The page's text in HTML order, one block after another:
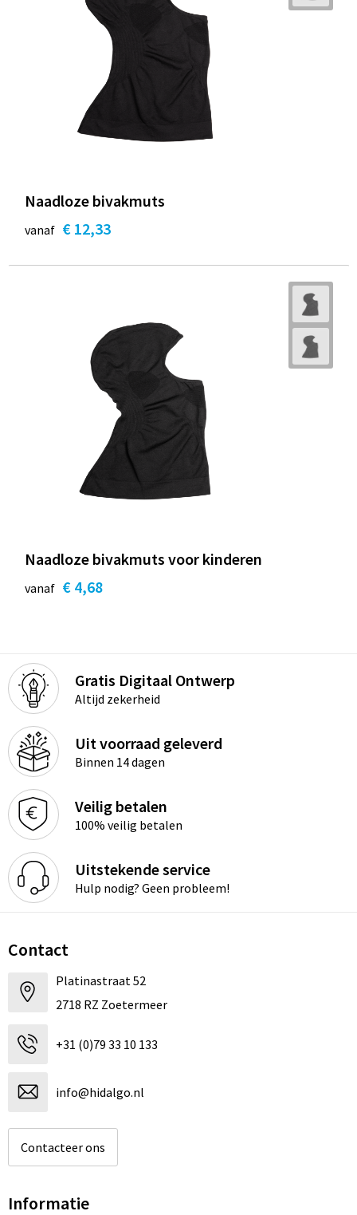
Naadloze bivakmuts
vanaf € 12,33
Naadloze bivakmuts voor kinderen
vanaf € 4,68
Gratis Digitaal Ontwerp
Altijd zekerheid
Uit voorraad geleverd
Binnen 14 dagen
Veilig betalen
100% veilig betalen
Uitstekende service
Hulp nodig? Geen probleem!
Contact
Platinastraat 52
2718 RZ Zoetermeer
+31 (0)79 33 10 133
info@hidalgo.nl
Contacteer ons
Informatie